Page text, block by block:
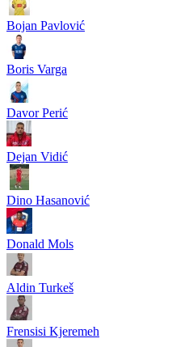
Bojan Pavlović
Boris Varga
Davor Perić
Dejan Vidić
Dino Hasanović
Donald Mols
Aldin Turkeš
Frensisi Kjeremeh